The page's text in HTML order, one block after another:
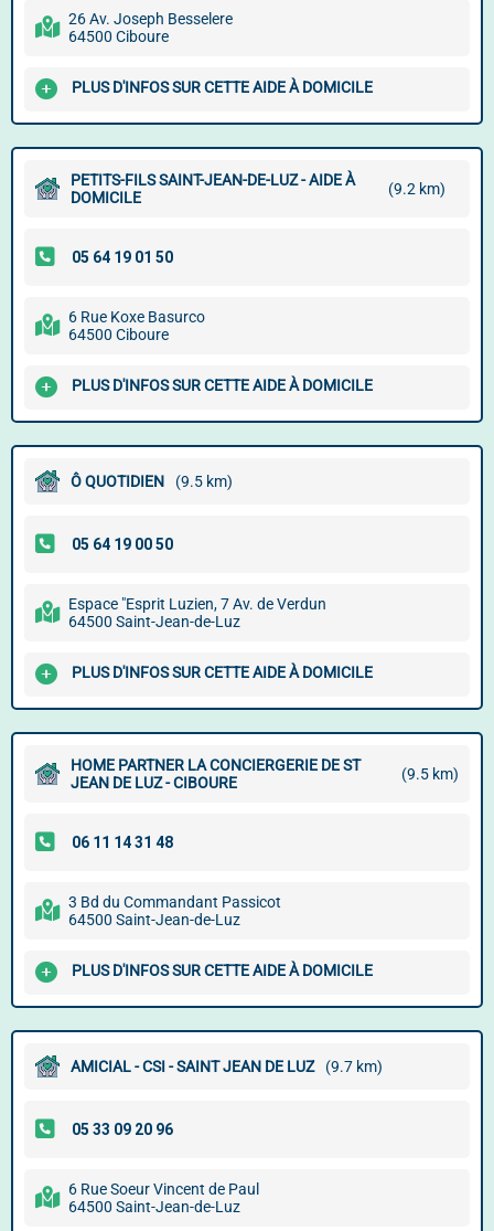
26 Av. Joseph Besselere
64500 Ciboure
PLUS D'INFOS SUR CETTE AIDE À DOMICILE
PETITS-FILS SAINT-JEAN-DE-LUZ - AIDE À
DOMICILE
(9.2 km)
6 Rue Koxe Basurco
64500 Ciboure
PLUS D'INFOS SUR CETTE AIDE À DOMICILE
Ô QUOTIDIEN (9.5 km)
Espace "Esprit Luzien, 7 Av. de Verdun
64500 Saint-Jean-de-Luz
PLUS D'INFOS SUR CETTE AIDE À DOMICILE
HOME PARTNER LA CONCIERGERIE DE ST
JEAN DE LUZ - CIBOURE
(9.5 km)
3 Bd du Commandant Passicot
64500 Saint-Jean-de-Luz
PLUS D'INFOS SUR CETTE AIDE À DOMICILE
AMICIAL - CSI - SAINT JEAN DE LUZ (9.7 km)
6 Rue Soeur Vincent de Paul
64500 Saint-Jean-de-Luz